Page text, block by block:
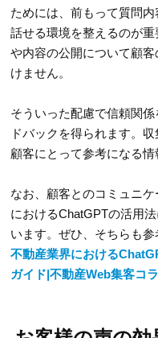
ためには、前もって質問
話せる環境を整えるのが
や内容の公開について顧
けません。
そういった配慮で信頼関
ドバックを得られます。
顧客にとって参考になる情
なお、顧客とのコミュニ
におけるChatGPTの活用
います。ぜひ、そちらも参
不動産業界における
ガイド|不動産Web集客コ